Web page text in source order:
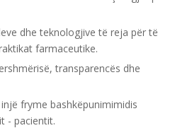
dhe teknologjive të reja për të
farmaceutike.
transparencës dhe
fryme bashkëpunimimidis
- pacientit.